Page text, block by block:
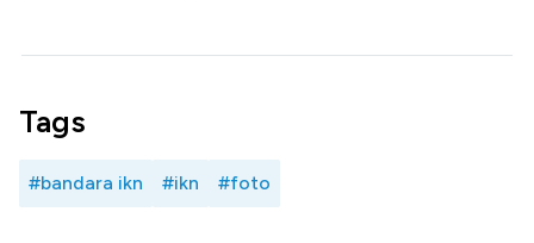
Tags
#bandara ikn #ikn #foto